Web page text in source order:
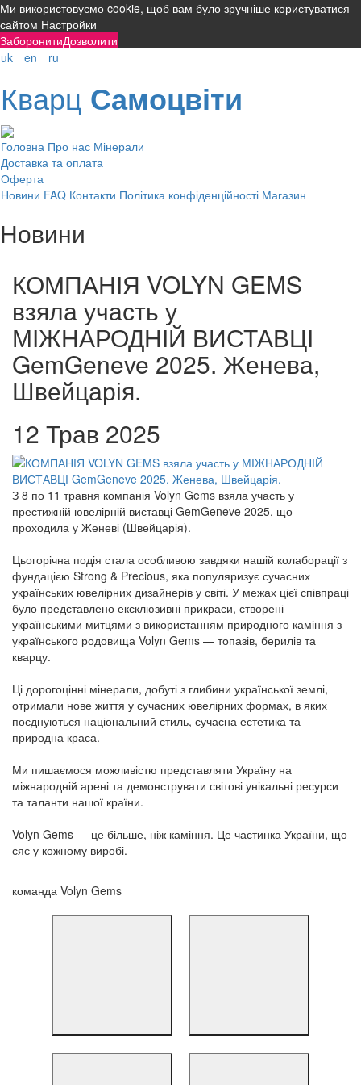
Ми використовуємо cookie, щоб вам було зручніше користуватися
сайтом Настройки
ЗаборонитиДозволити
uk
en ru
Кварц Самоцвіти
Головна Про нас Мінерали
Доставка та оплата
Оферта
Новини FAQ Контакти Політика конфіденційності Магазин
Новини
КОМПАНІЯ VOLYN GEMS
взяла участь у
МІЖНАРОДНІЙ ВИСТАВЦІ
GemGeneve 2025. Женева,
Швейцарія.
12 Трав 2025
З 8 по 11 травня компанія Volyn Gems взяла участь у
престижній ювелірній виставці GemGeneve 2025, що
проходила у Женеві (Швейцарія).
Цьогорічна подія стала особливою завдяки нашій колаборації з
фундацією Strong & Precious, яка популяризує сучасних
українських ювелірних дизайнерів у світі. У межах цієї співпраці
було представлено ексклюзивні прикраси, створені
українськими митцями з використанням природного каміння з
українського родовища Volyn Gems — топазів, берилів та
кварцу.
Ці дорогоцінні мінерали, добуті з глибини української землі,
отримали нове життя у сучасних ювелірних формах, в яких
поєднуються національний стиль, сучасна естетика та
природна краса.
Ми пишаємося можливістю представляти Україну на
міжнародній арені та демонструвати світові унікальні ресурси
та таланти нашої країни.
Volyn Gems — це більше, ніж каміння. Це частинка України, що
сяє у кожному виробі.
команда Volyn Gems